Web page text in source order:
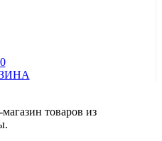
0
товаров из